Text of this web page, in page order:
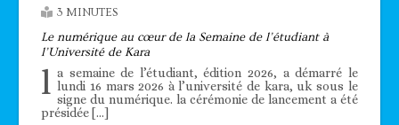
3 MINUTES
Le numérique au cœur de la Semaine de l’étudiant à
l’Université de Kara
l a semaine de l’étudiant, édition 2026, a démarré le
lundi 16 mars 2026 à l’université de kara, uk sous le
signe du numérique. la cérémonie de lancement a été
présidée […]